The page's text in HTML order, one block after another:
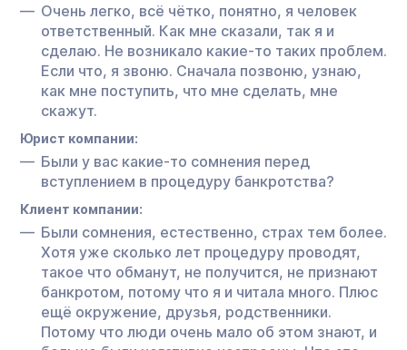
Очень легко, всё чётко, понятно, я человек
ответственный. Как мне сказали, так я и
сделаю. Не возникало какие-то таких проблем.
Если что, я звоню. Сначала позвоню, узнаю,
как мне поступить, что мне сделать, мне
скажут.
Юрист компании:
Были у вас какие-то сомнения перед
вступлением в процедуру банкротства?
Клиент компании:
Были сомнения, естественно, страх тем более.
Хотя уже сколько лет процедуру проводят,
такое что обманут, не получится, не признают
банкротом, потому что я и читала много. Плюс
ещё окружение, друзья, родственники.
Потому что люди очень мало об этом знают, и